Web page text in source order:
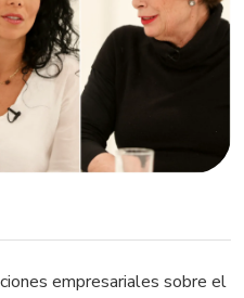
empresariales sobre el